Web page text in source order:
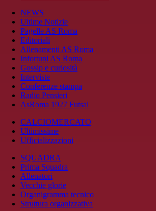
NEWS
Ultime Notizie
Pagelle AS Roma
Editoriali
Allenamenti AS Roma
Infortuni AS Roma
Gossip e curiosità
Interviste
Conferenze stampa
Radio Pensieri
AsRoma 1927 Futsal
CALCIOMERCATO
Ultimissime
Ufficializzazioni
SQUADRA
Prima Squadra
Allenatori
Vecchie glorie
Organigramma tecnico
Struttura organizzativa